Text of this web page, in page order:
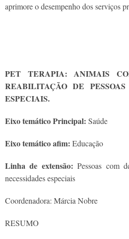
aprimore o desempenho dos serviços
PET TERAPIA: ANIMAIS
REABILITAÇÃO DE
ESPECIAIS.
Eixo temático Principal: Saúde
Eixo temático afim: Educação
Linha de extensão: Pessoas com
necessidades especiais
Coordenadora: Márcia Nobre
RESUMO